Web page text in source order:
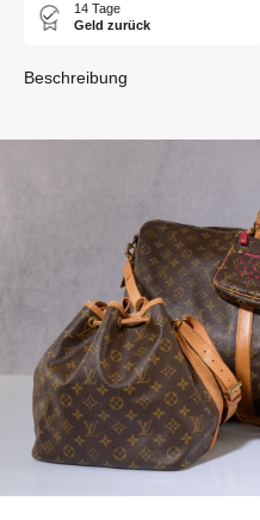
14 Tage
Geld zurück
Beschreibung